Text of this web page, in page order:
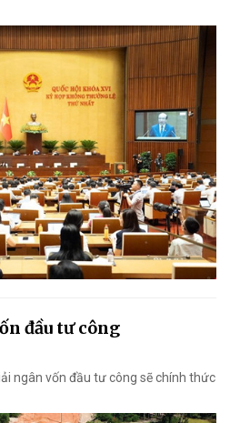
đầu tư công
ngân vốn đầu tư công sẽ chính thức